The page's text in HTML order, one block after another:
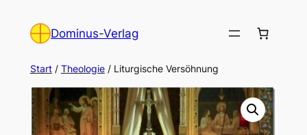
Inhalt
Dominus-Verlag
Start/ Theologie/ Liturgische Versöhnung